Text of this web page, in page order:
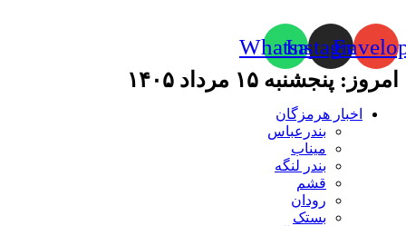
Instagram
Whatsapp
امروز: پنجشنبه ۱۵ مرداد ۱۴۰۵
اخبار هرمزگان
بندرعباس
میناب
بندر لنگه
قشم
رودان
بستک